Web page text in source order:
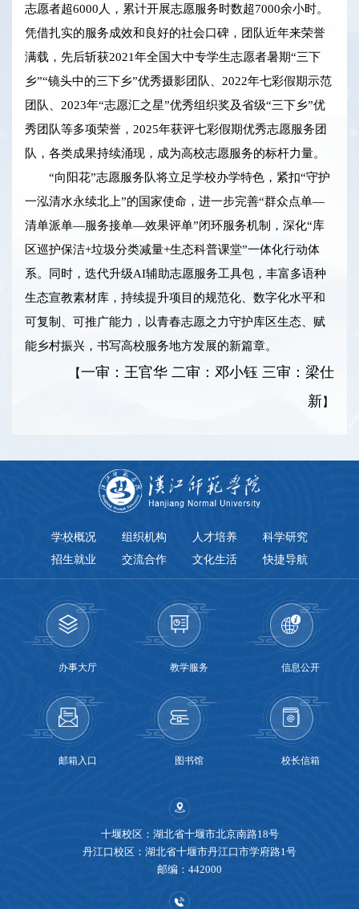
志愿者超6000人，累计开展志愿服务时数超7000余小时。
凭借扎实的服务成效和良好的社会口碑，团队近年来荣誉
满载，先后斩获2021年全国大中专学生志愿者暑期“三下
乡”“镜头中的三下乡”优秀摄影团队、2022年七彩假期示范
团队、2023年“志愿汇之星”优秀组织奖及省级“三下乡”优
秀团队等多项荣誉，2025年获评七彩假期优秀志愿服务团
队，各类成果持续涌现，成为高校志愿服务的标杆力量。
“向阳花”志愿服务队将立足学校办学特色，紧扣“守护
一泓清水永续北上”的国家使命，进一步完善“群众点单—
清单派单—服务接单—效果评单”闭环服务机制，深化“库
区巡护保洁+垃圾分类减量+生态科普课堂”一体化行动体
系。同时，迭代升级AI辅助志愿服务工具包，丰富多语种
生态宣教素材库，持续提升项目的规范化、数字化水平和
可复制、可推广能力，以青春志愿之力守护库区生态、赋
能乡村振兴，书写高校服务地方发展的新篇章。
【一审：王官华 二审：邓小钰 三审：梁仕
新】
学校概况 组织机构 人才培养
科学研究
招生就业
交流合作 文化生活 快捷导航
办事大厅 教学服务 信息公开
邮箱入口 图书馆 校长信箱
十堰校区：湖北省十堰市北京南路18号
丹江口校区：湖北省十堰市丹江口市学府路1号
邮编：442000